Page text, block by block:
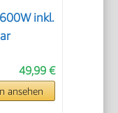
inkl.
49,99 €
ansehen